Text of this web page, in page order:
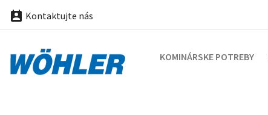
 Kontaktujte nás
KOMINÁRSKE POTREBY